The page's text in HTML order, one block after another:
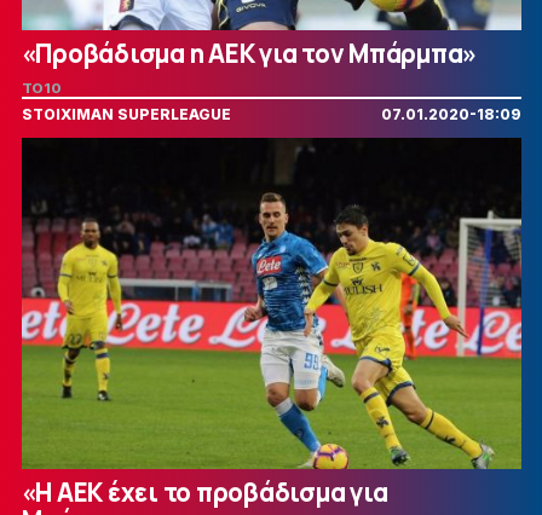
«Προβάδισμα η ΑΕΚ για τον Μπάρμπα»
TO10
STOIXIMAN SUPERLEAGUE 07.01.2020-18:09
«Η ΑΕΚ έχει το προβάδισμα για